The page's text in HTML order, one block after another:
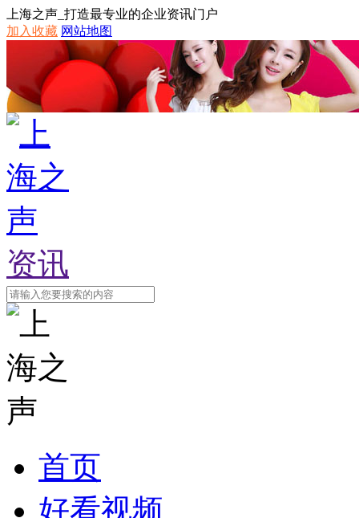
上海之声_打造最专业的企业资讯门户
加入收藏 网站地图
资讯
首页
好看视频